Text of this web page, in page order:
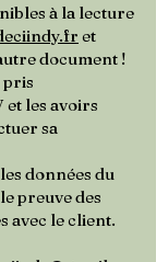
à la lecture
et
document !
pris
et les avoirs
sa
données du
preuve des
avec le client.